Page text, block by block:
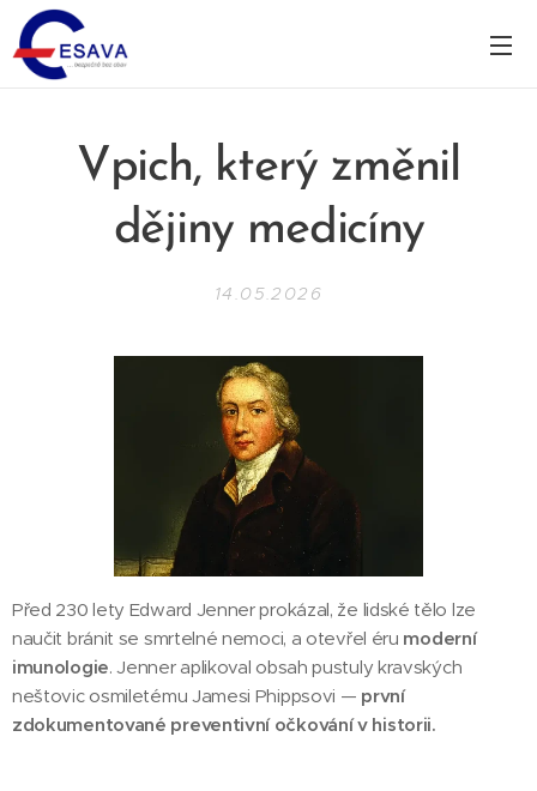
Vpich, který změnil
dějiny medicíny
14.05.2026
Před 230 lety Edward Jenner prokázal, že lidské tělo lze
naučit bránit se smrtelné nemoci, a otevřel éru moderní
imunologie. Jenner aplikoval obsah pustuly kravských
neštovic osmiletému Jamesi Phippsovi — první
zdokumentované preventivní očkování v historii.